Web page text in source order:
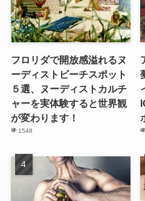
フロリダで開放感溢れるヌ
ーディストビーチスポット
５選、ヌーディストカルチ
ャーを実体験すると世界観
が変わります！
1548